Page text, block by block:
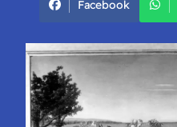
Facebook